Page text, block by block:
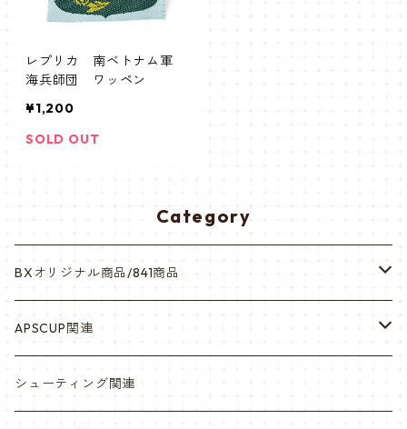
レプリカ 南ベトナム軍
海兵師団 ワッペン
¥1,200
SOLD OUT
Category
BXオリジナル商品/841商品
シール・ステッカー（UV加工）
缶バッチ
APSCUP関連
岡崎APS部
シューティング関連